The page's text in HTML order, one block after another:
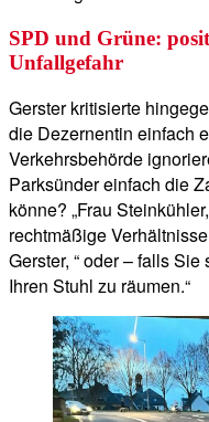
SPD und Grüne:
Unfallgefahr
Gerster kritisierte
die Dezernentin einfach
Verkehrsbehörde
Parksünder einfach die
könne? „Frau
rechtmäßige
Gerster, “ oder – falls
Ihren Stuhl zu räumen.“